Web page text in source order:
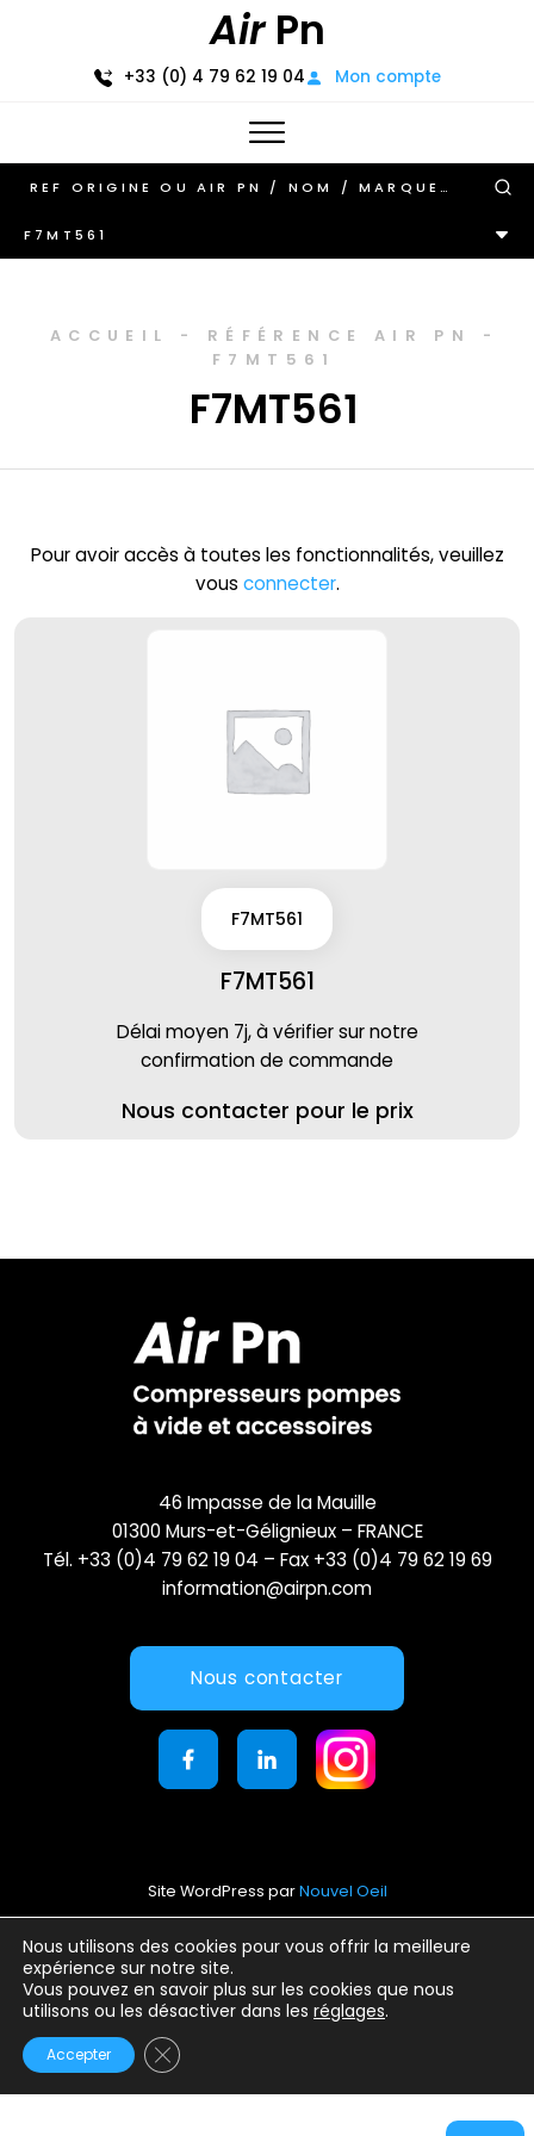
AirPn
+33 (0) 4 79 62 19 04 Mon compte
F7MT561
ACCUEIL - RÉFÉRENCE AIR PN
-
F7MT561
F7MT561
Pour avoir accès à toutes les fonctionnalités, veuillez
vous connecter.
F7MT561
F7MT561
Délai moyen 7j, à vérifier sur notre
confirmation de commande
Nous contacter pour le prix
Nous utilisons des cookies pour vous offrir la meilleure
expérience sur notre site.
Vous pouvez en savoir plus sur les cookies que nous
utilisons ou les désactiver dans les réglages.
Accepter Fermer la bannière des cookies GDPR
46 Impasse de la Mauille
01300 Murs-et-Gélignieux – FRANCE
Tél. +33 (0)4 79 62 19 04 – Fax +33 (0)4 79 62 19 69
information@airpn.com
Nous contacter
Site WordPress parNouvel Oeil
Mentions légales
Conditions générales d’utilisation
Politique de confidentialité